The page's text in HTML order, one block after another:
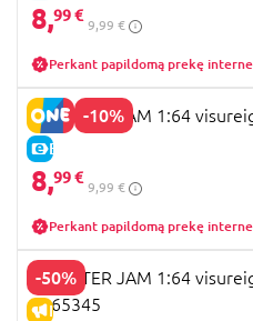
8,99 €
9,99 €
Perkant papildomą prekę
-10%
E-KAINA
MONSTER JAM 1:64
8,99 €
9,99 €
Perkant papildomą prekę
-50%
IŠPARDAVIMAS
MONSTER JAM 1:64
6065345